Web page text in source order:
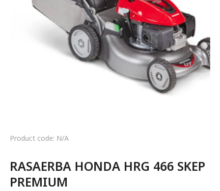
Product code: N/A
RASAERBA HONDA HRG 466 SKEP
PREMIUM